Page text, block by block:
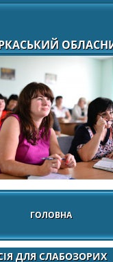
ГОЛОВНА
ДЛЯ СЛАБОЗОРИХ